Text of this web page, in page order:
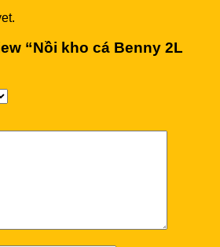
“Nồi kho cá Benny 2L